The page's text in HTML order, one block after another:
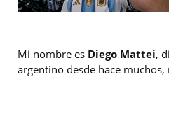
Mi nombre es Diego Mattei,
argentino desde hace muchos,